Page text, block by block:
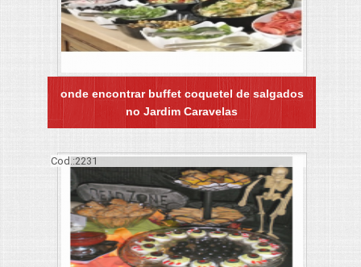
onde encontrar buffet coquetel de salgados
no Jardim Caravelas
Cod.:2231